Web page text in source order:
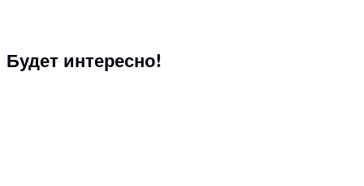
Будет интересно!